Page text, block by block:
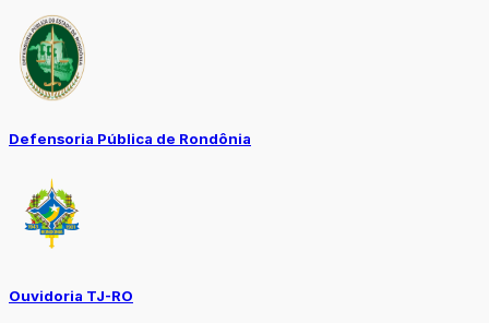
Defensoria Pública de Rondônia
Ouvidoria TJ-RO